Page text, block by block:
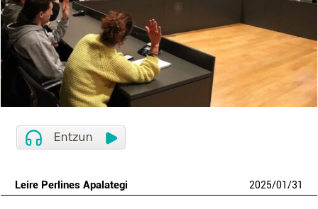
Leire Perlines Apalategi 2025/01/31